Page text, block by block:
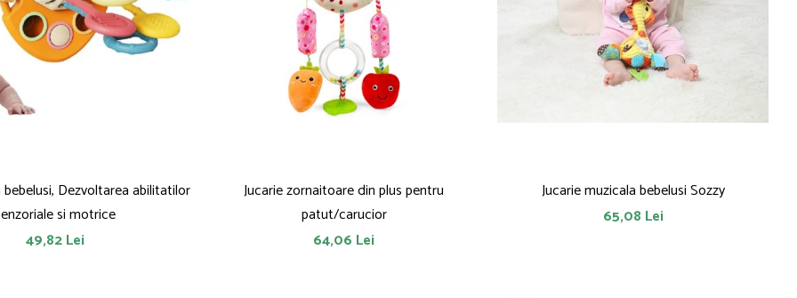
Dezvoltarea abilitatilor
si motrice
49,82 Lei
Jucarie zornaitoare din plus pentru
patut/carucior
64,06 Lei
Jucarie muzicala bebelusi Sozzy
65,08 Lei